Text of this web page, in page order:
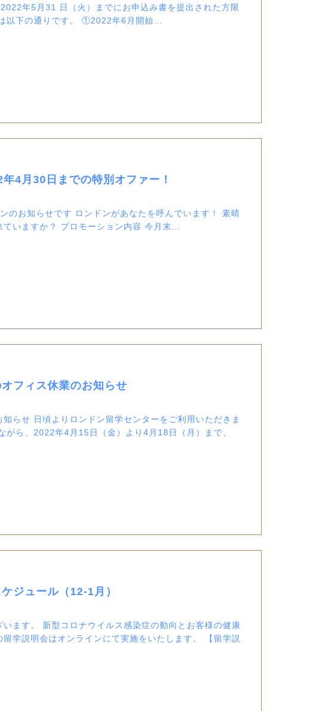
年5月31 日（火）までにお申込み書を提出された方限
以下の通りです。 ①2022年6月開始...
4月30日までの特別オファー！
のお知らせです ロンドンがあなたを呼んでいます！ 素晴
いますか？ プロモーション内容 今月末...
フィス休業のお知らせ
らせ 日頃よりロンドン留学センターをご利用いただきま
がら、2022年4月15日（金）より4月18日（月）まで、
ジュール（12-1月）
ます。 新型コロナウイルス感染症の動向とお客様の健康
学説明会はオンラインにて実施をいたします。 【留学説